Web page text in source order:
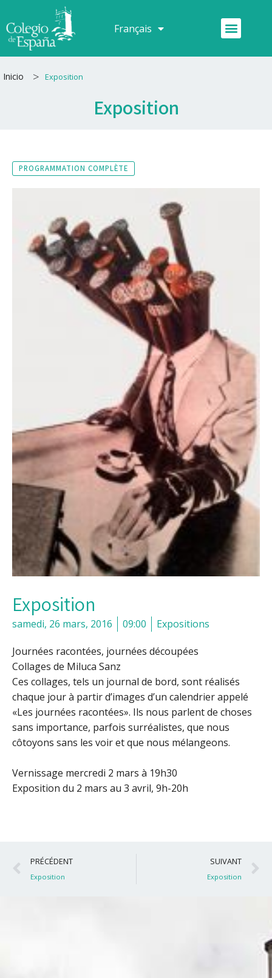
au
contenu
Français
Español Menu
Inicio > Exposition
Exposition
PROGRAMMATION COMPLÈTE
Exposition
samedi, 26 mars, 2016 09:00 Expositions
Journées racontées, journées découpées
Collages de Miluca Sanz
Ces collages, tels un journal de bord, sont réalisés
chaque jour à partir d’images d’un calendrier appelé
«Les journées racontées». Ils nous parlent de choses
sans importance, parfois surréalistes, que nous
côtoyons sans les voir et que nous mélangeons.
Vernissage mercredi 2 mars à 19h30
Exposition du 2 mars au 3 avril, 9h-20h
Précédent
PRÉCÉDENT
Exposition
SUIVANT
Exposition